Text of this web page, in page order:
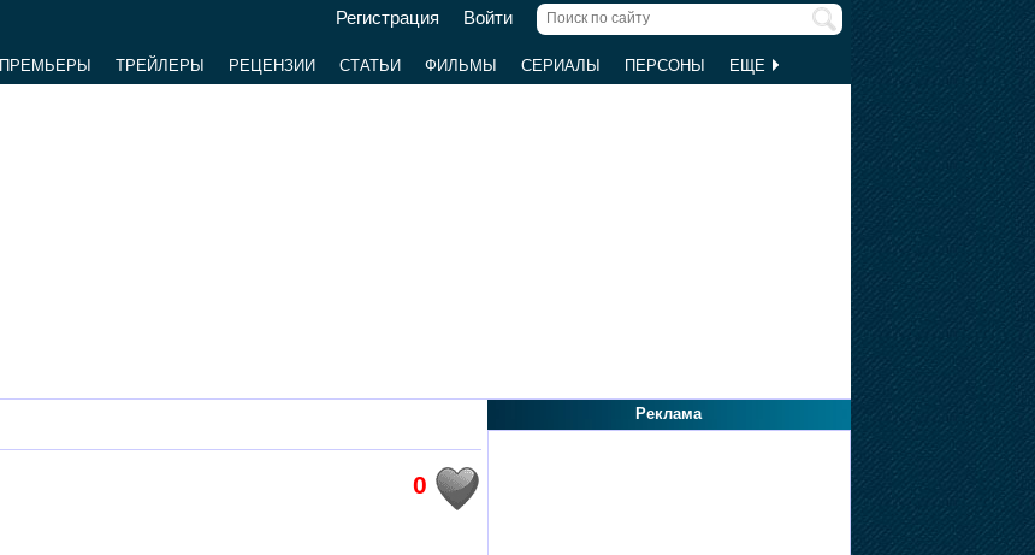
Регистрация Войти
ПРЕМЬЕРЫ ТРЕЙЛЕРЫ РЕЦЕНЗИИ СТАТЬИ ФИЛЬМЫ СЕРИАЛЫ ПЕРСОНЫ ЕЩЕ
0
Реклама